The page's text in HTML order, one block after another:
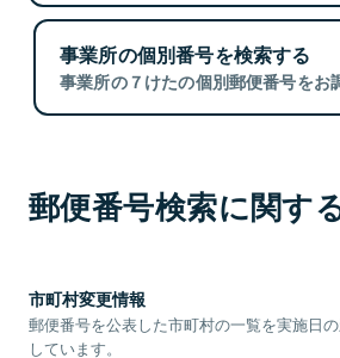
事業所の個別番号を検索する
事業所の７けたの個別郵便番号をお
郵便番号検索に関す
市町村変更情報
郵便番号を公表した市町村の一覧を実施日
しています。